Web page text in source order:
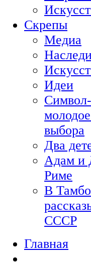
Скрепы
Медиа
Идеи
выбора
Два
Адам и
Риме
В
СССР
Главная